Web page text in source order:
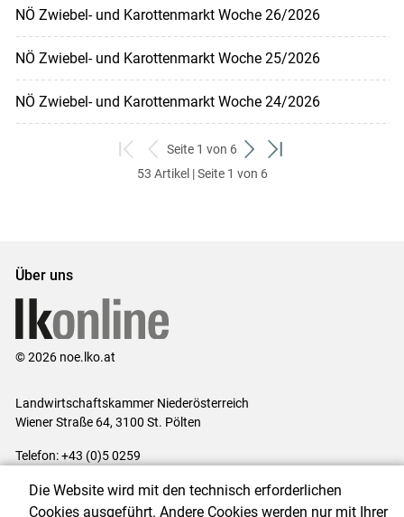
NÖ Zwiebel- und Karottenmarkt Woche 26/2026
NÖ Zwiebel- und Karottenmarkt Woche 25/2026
NÖ Zwiebel- und Karottenmarkt Woche 24/2026
zum
ersten
zurück
zum
Seite 1 von 6
weiter
zum
zum
53 Artikel | Seite 1 von 6
Über uns
© 2026 noe.lko.at
Landwirtschaftskammer Niederösterreich
Wiener Straße 64, 3100 St. Pölten
Telefon: +43 (0)5 0259
Impressum|Kontakt|Datenschutzerklärung|Barrierefreiheit|
Die Website wird mit den technisch erforderlichen
Cookies ausgeführt. Andere Cookies werden nur mit Ihrer